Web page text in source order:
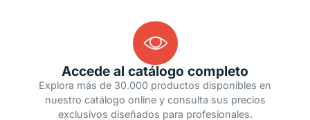
Accede al catálogo completo
Explora más de 30.000 productos disponibles en
nuestro catálogo online y consulta sus precios
exclusivos diseñados para profesionales.